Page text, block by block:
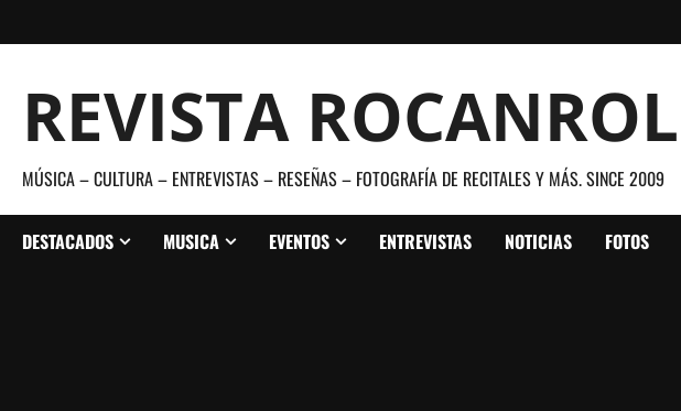
al
REVISTA ROCANROL
MÚSICA – CULTURA – ENTREVISTAS – RESEÑAS – FOTOGRAFÍA DE RECITALES Y MÁS. SINCE 2009
DESTACADOS MUSICA EVENTOS ENTREVISTAS NOTICIAS FOTOS